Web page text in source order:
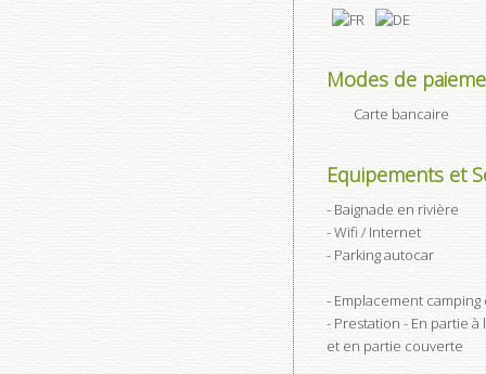
Modes de
Carte bancaire
Equipements et
Baignade en rivière
Wifi / Internet
Parking autocar
Emplacement camping
Prestation - En partie
et en partie couverte